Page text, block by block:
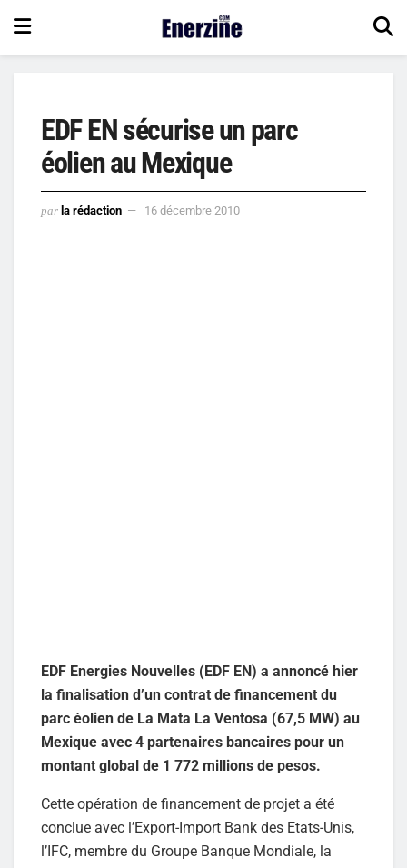
EDF EN sécurise un parc
éolien au Mexique
par la rédaction 16 décembre 2010
EDF Energies Nouvelles (EDF EN) a annoncé hier
la finalisation d’un contrat de financement du
parc éolien de La Mata La Ventosa (67,5 MW) au
Mexique avec 4 partenaires bancaires pour un
montant global de 1 772 millions de pesos.
Cette opération de financement de projet a été
conclue avec l’Export-Import Bank des Etats-Unis,
l’IFC, membre du Groupe Banque Mondiale, la